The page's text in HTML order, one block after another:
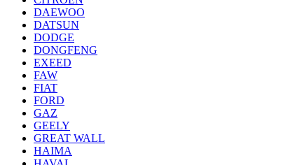
DAEWOO
DATSUN
DODGE
DONGFENG
EXEED
FAW
FIAT
FORD
GAZ
GEELY
GREAT WALL
HAIMA